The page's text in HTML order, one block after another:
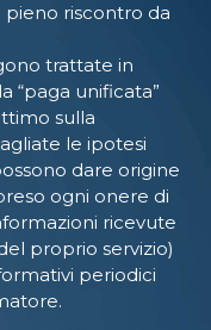
riscontro da
trattate in
“paga unificata”
sulla
le ipotesi
dare origine
ogni onere di
ricevute
proprio servizio)
periodici